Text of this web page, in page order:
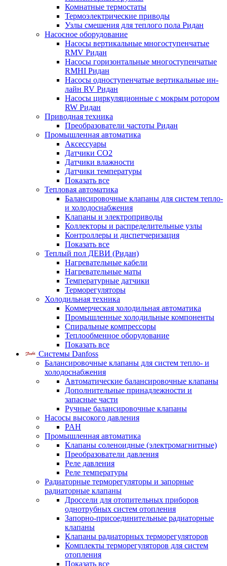
Комнатные термостаты
Термоэлектрические приводы
Узлы смешения для теплого пола Ридан
Насосное оборудование
Насосы вертикальные многоступенчатые
RMV Ридан
Насосы горизонтальные многоступенчатые
RMHI Ридан
Насосы одноступенчатые вертикальные ин-
лайн RV Ридан
Насосы циркуляционные с мокрым ротором
RW Ридан
Приводная техника
Преобразователи частоты Ридан
Промышленная автоматика
Аксессуары
Датчики CO2
Датчики влажности
Датчики температуры
Показать все
Тепловая автоматика
Балансировочные клапаны для систем тепло-
и холодоснабжения
Клапаны и электроприводы
Коллекторы и распределительные узлы
Контроллеры и диспетчеризация
Показать все
Теплый пол ДЕВИ (Ридан)
Нагревательные кабели
Нагревательные маты
Температурные датчики
Терморегуляторы
Холодильная техника
Коммерческая холодильная автоматика
Промышленные холодильные компоненты
Спиральные компрессоры
Теплообменное оборудование
Показать все
Системы Danfoss
Балансировочные клапаны для систем тепло- и
холодоснабжения
Автоматические балансировочные клапаны
Дополнительные принадлежности и
запасные части
Ручные балансировочные клапаны
Насосы высокого давления
PAH
Промышленная автоматика
Клапаны соленоидные (электромагнитные)
Преобразователи давления
Реле давления
Реле температуры
Радиаторные терморегуляторы и запорные
радиаторные клапаны
Дроссели для отопительных приборов
однотрубных систем отопления
Запорно-присоединительные радиаторные
клапаны
Клапаны радиаторных терморегуляторов
Комплекты терморегуляторов для систем
отопления
Показать все